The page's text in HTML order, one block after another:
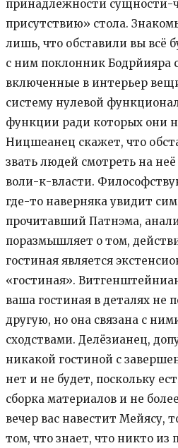
принадлежности сущности-
присутствию» стола.
лишь, что обставили вы всё
с ним поклонник Бодрйияра
включенные в интерьер
систему нулевой
функции ради которых они
Ницшеанец скажет, что
звать людей смотреть на
воли-к-власти.
где-то наверняка увидит
прочитавший Патнэма,
поразмышляет о том,
гостиная является
«гостиная».
ваша гостиная в деталях не
другую, но она связана с
сходствами. Делёзианец,
никакой гостиной с
нет и не будет, поскольку
сборка материалов и не
вечер вас навестит Мейясу,
том, что знает, что никто из